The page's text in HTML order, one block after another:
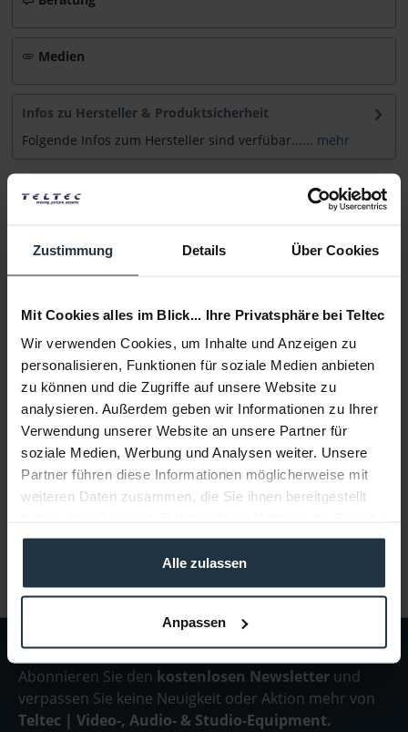
Zustimmung Details Über Cookies
Mit Cookies alles im Blick... Ihre Privatsphäre bei Teltec
Wir verwenden Cookies, um Inhalte und Anzeigen zu
personalisieren, Funktionen für soziale Medien anbieten
zu können und die Zugriffe auf unsere Website zu
analysieren. Außerdem geben wir Informationen zu Ihrer
Verwendung unserer Website an unsere Partner für
soziale Medien, Werbung und Analysen weiter. Unsere
Partner führen diese Informationen möglicherweise mit
weiteren Daten zusammen, die Sie ihnen bereitgestellt
gesammelt haben.
Alle zulassen
Anpassen
Medien
Infos zu Hersteller & Produktsicherheit
Folgende Infos zum Hersteller sind verfübar...... mehr
Weitere Artikel von Miller ansehen
Miller Solo 75 2-Stage Softtasche
Solo 75 Soft-Stativtasche für 2-Stage Solo-Stative
Artikelnummer: 12278491
€ 93,00
Brutto: € 110,67
Abonnieren Sie den kostenlosen Newsletter und
verpassen Sie keine Neuigkeit oder Aktion mehr von
Teltec | Video-, Audio- & Studio-Equipment.